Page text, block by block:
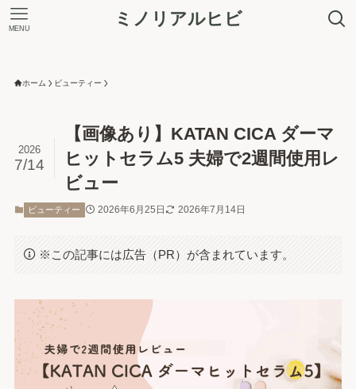
ミノリアルヒビ
MENU
ホーム ビューティー
【画像あり】KATAN CICA ダーマ
ヒットセラム5 夫婦で2週間使用レ
ビュー
2026
7/14
ビューティー 2026年6月25日 2026年7月14日
※この記事には広告（PR）が含まれています。